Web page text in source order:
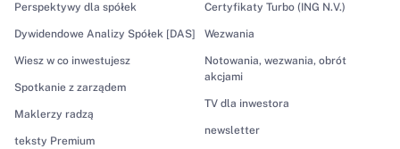
Perspektywy dla spółek
Dywidendowe Analizy Spółek [DAS]
Wiesz w co inwestujesz
Spotkanie z zarządem
Maklerzy radzą
teksty Premium
Certyfikaty Turbo (ING N.V.)
Wezwania
Notowania, wezwania, obrót
akcjami
TV dla inwestora
newsletter